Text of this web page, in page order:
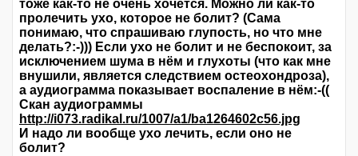
тоже как-то не очень хочется. Можно ли как-то
пролечить ухо, которое не болит? (Сама
понимаю, что спрашиваю глупость, но что мне
делать?:-))) Если ухо не болит и не беспокоит, за
исключением шума в нём и глухоты (что как мне
внушили, является следствием остеохондроза),
а аудиограмма показывает воспаление в нём:-((
Скан аудиограммы
http://i073.radikal.ru/1007/a1/ba1264602c56.jpg
И надо ли вообще ухо лечить, если оно не
болит?